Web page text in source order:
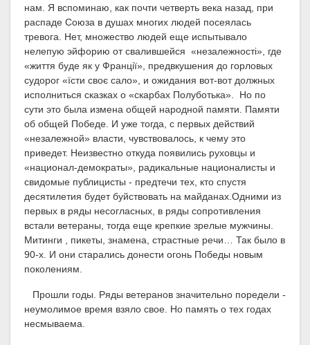
нам. Я вспоминаю, как почти четверть века назад, при
распаде Союза в душах многих людей посеялась
тревога. Нет, множество людей еще испытывало
нелепую эйфорию от свалившейся «незалежності», где
«життя буде як у Франції», предвкушения до горловых
судорог «їсти своє сало», и ожидания вот-вот должных
исполниться сказках о «скарбах Полуботька». Но по
сути это была измена общей народной памяти. Памяти
об общей Победе. И уже тогда, с первых действий
«незалежной» власти, чувствовалось, к чему это
приведет. Неизвестно откуда появились руховцы и
«национал-демократы», радикальные националисты и
свидомые публицисты - предтечи тех, кто спустя
десятилетия будет буйствовать на майданах.Одними из
первых в ряды несогласных, в ряды сопротивления
встали ветераны, тогда еще крепкие зрелые мужчины.
Митинги , пикеты, знамена, страстные речи… Так было в
90-х. И они старались донести огонь Победы новым
поколениям.
Прошли годы. Ряды ветеранов значительно поредели -
неумолимое время взяло свое. Но память о тех годах
несмываема.